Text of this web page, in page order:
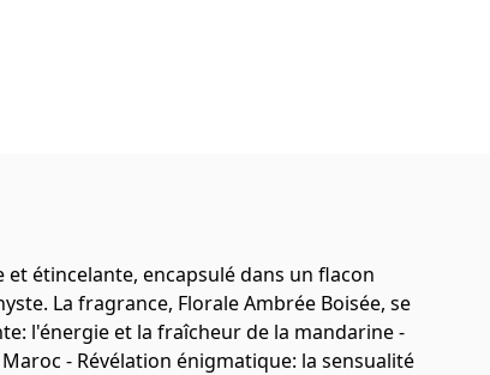
étincelante, encapsulé dans un flacon
La fragrance, Florale Ambrée Boisée, se
l'énergie et la fraîcheur de la mandarine -
- Révélation énigmatique: la sensualité